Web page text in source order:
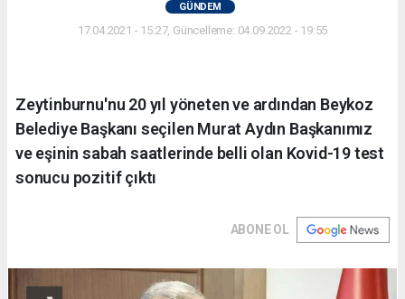
GÜNDEM
17.04.2021 - 15:27, Güncelleme: 04.09.2022 - 19:55
Zeytinburnu'nu 20 yıl yöneten ve ardından Beykoz
Belediye Başkanı seçilen Murat Aydın Başkanımız
ve eşinin sabah saatlerinde belli olan Kovid-19 test
sonucu pozitif çıktı
ABONE OL